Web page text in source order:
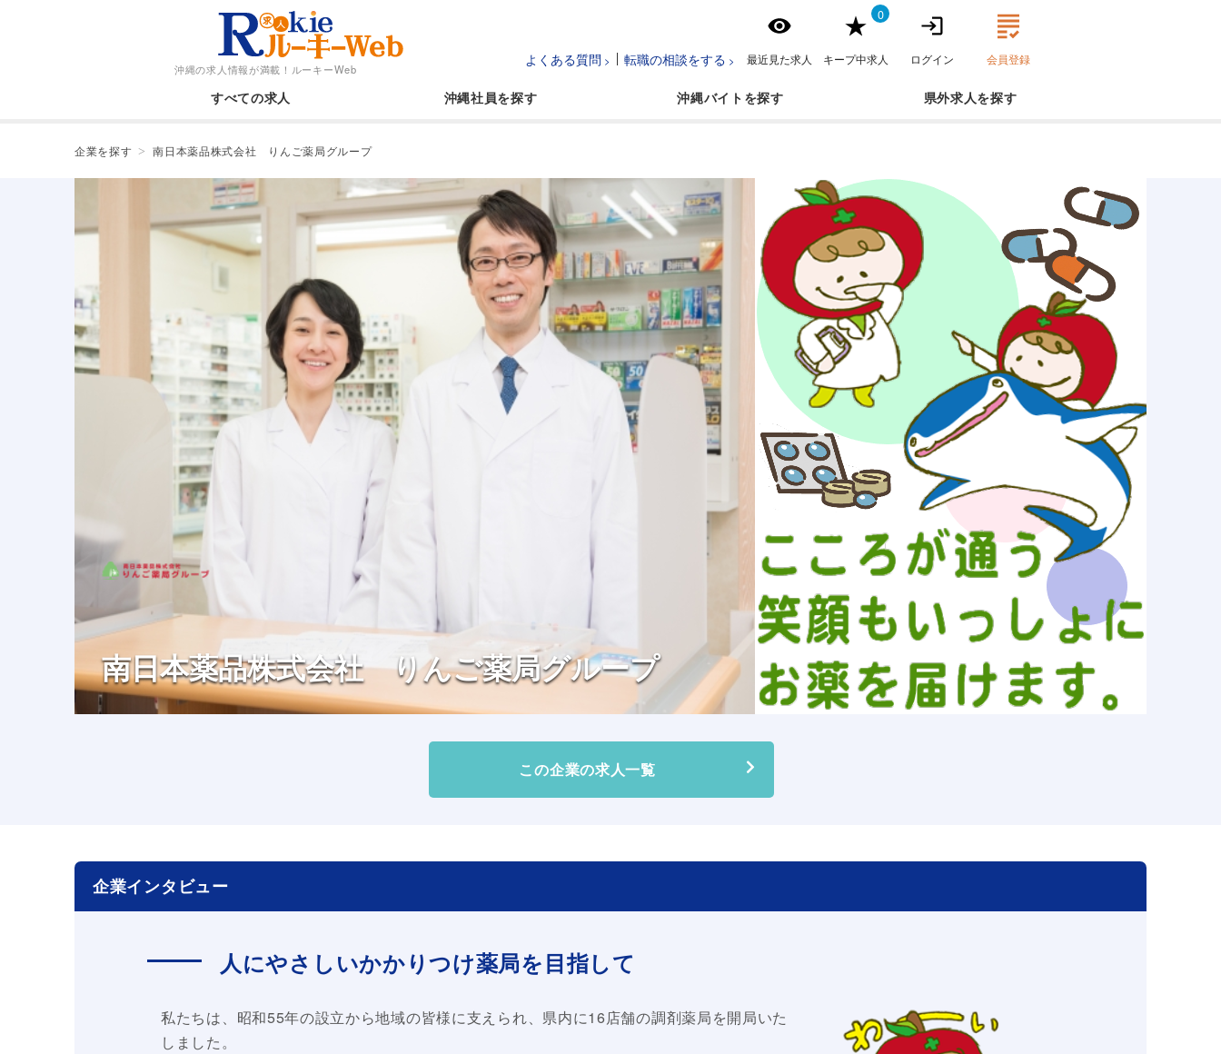
沖縄の求人情報が満載！ ルーキーWeb
よくある質問 転職の相談をする 最近見た求人
0
キープ中求人 ログイン 会員登録
すべての求人 沖縄社員 沖縄バイト 県外求人
企業を探す 南日本薬品株式会社 りんご薬局グループ
南日本薬品株式会社 りんご薬局グループ
この企業の求人一覧
企業インタビュー
人にやさしいかかりつけ薬局を目指して
私たちは、昭和55年の設立から地域の皆様に支えられ、県内に16店舗の調剤薬局を開局いた
しました。